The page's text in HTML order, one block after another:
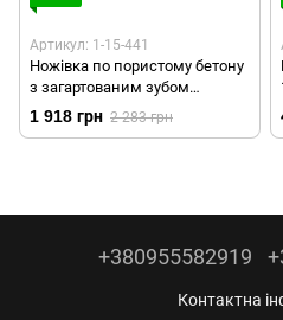
Артикул: 1-15-441
Ножівка по пористому бетону
з загартованим зубом
650мм/1.2TPI (1-15-441)
1 918 грн 2 283 грн
+380955582919
Контактна